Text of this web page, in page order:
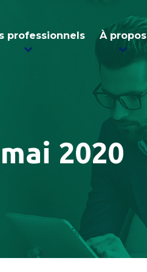
professionnels À propos
mai 2020